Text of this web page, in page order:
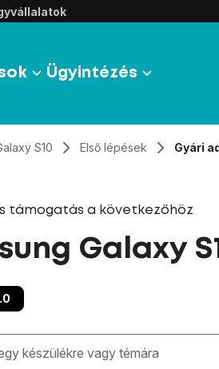
Ügyintézés
S10 Első lépések Gyári
támogatás a következőhöz
Galaxy
megjelennek a keresési